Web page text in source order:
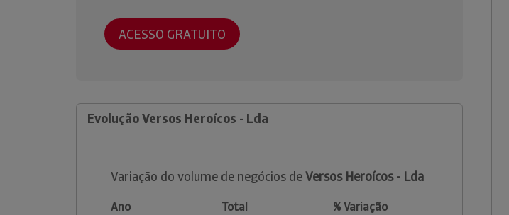
ACESSO GRATUITO
Evolução Versos Heroícos - Lda
Variação do volume de negócios deVersos Heroícos - Lda
Ano Total
% Variação